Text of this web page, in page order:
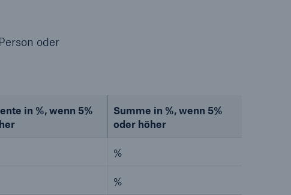
oder
in %, wenn 5%
Summe in %, wenn 5%
oder höher
%
%